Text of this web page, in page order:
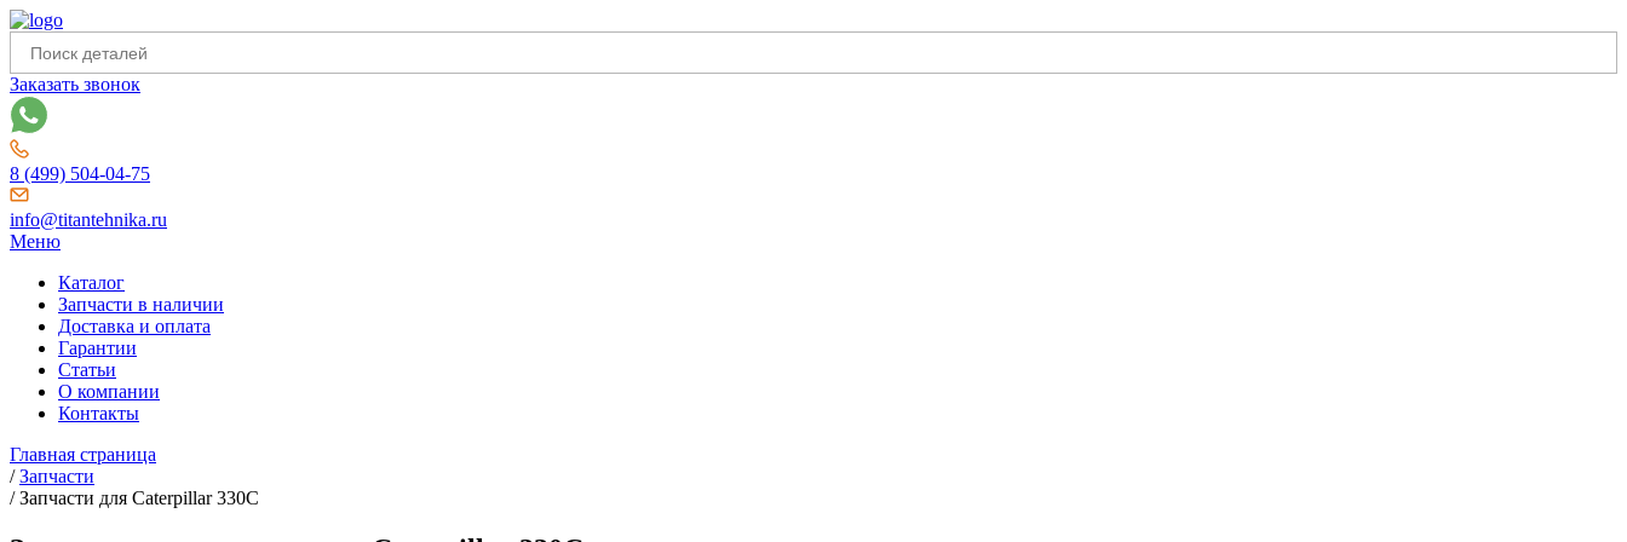
Заказать звонок
8 (499) 504-04-75
info@titantehnika.ru
Меню
Каталог
Запчасти в наличии
Доставка и оплата
Гарантии
Статьи
О компании
Контакты
Главная страница
/Запчасти
/Запчасти для Caterpillar 330C